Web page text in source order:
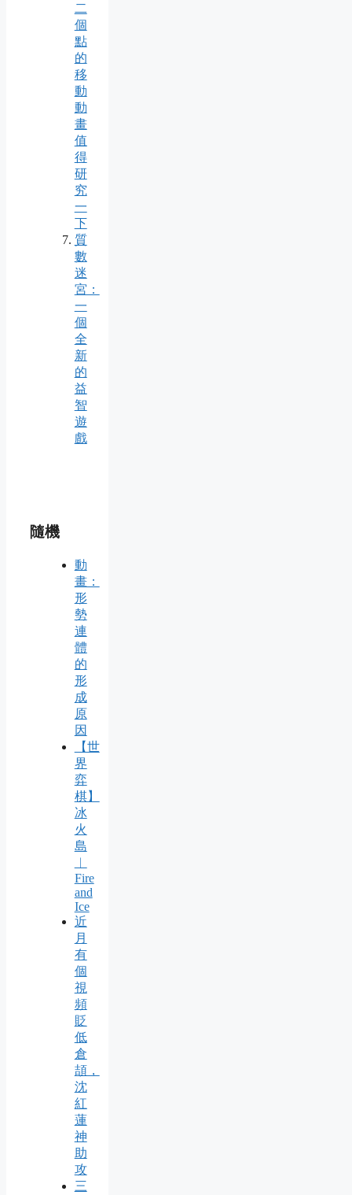
二
個
點
的
移
動
動
畫
值
得
研
究
一
下
質
數
迷
宮：
一
個
全
新
的
益
智
遊
戲
隨機
動
畫：
形
勢
連
體
的
形
成
原
因
【世
界
弈
棋】
冰
火
島
︱
Fire
and
Ice
近
月
有
個
視
頻
貶
低
倉
頡，
沈
紅
蓮
神
助
攻
三